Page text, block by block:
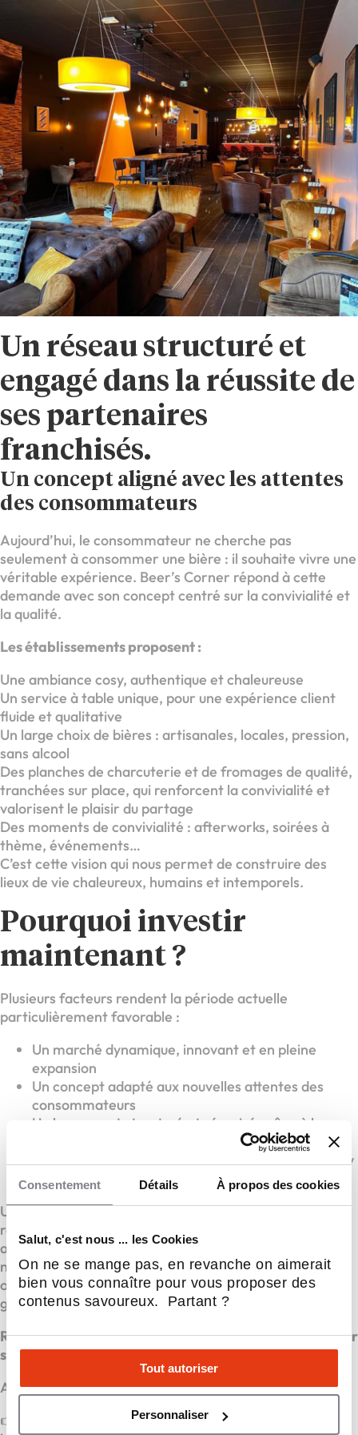
Consentement Détails À propos des cookies
Salut, c'est nous ... les Cookies
On ne se mange pas, en revanche on aimerait
bien vous connaître pour vous proposer des
contenus savoureux. Partant ?
Tout autoriser
Personnaliser
Un réseau structuré et
engagé dans la réussite de
ses partenaires
franchisés.
Un concept aligné avec les attentes
des consommateurs
Aujourd’hui, le consommateur ne cherche pas
seulement à consommer une bière : il souhaite vivre une
véritable expérience. Beer’s Corner répond à cette
demande avec son concept centré sur la convivialité et
la qualité.
Les établissements proposent :
Une ambiance cosy, authentique et chaleureuse
Un service à table unique, pour une expérience client
fluide et qualitative
Un large choix de bières : artisanales, locales, pression,
sans alcool
Des planches de charcuterie et de fromages de qualité,
tranchées sur place, qui renforcent la convivialité et
valorisent le plaisir du partage
Des moments de convivialité : afterworks, soirées à
thème, événements…
C’est cette vision qui nous permet de construire des
lieux de vie chaleureux, humains et intemporels.
Pourquoi investir
maintenant ?
Plusieurs facteurs rendent la période actuelle
particulièrement favorable :
Un marché dynamique, innovant et en pleine
expansion
Un concept adapté aux nouvelles attentes des
consommateurs
Un lancement structuré et sécurisé grâce à la
Une demande croissante pour des lieux de vie cosy
et qualitatifs
Un modèle conçu pour maximiser la rentabilité tout en
restant simple à mettre en œuvre. Sans extraction,
avec une simple licence 3 et un fonctionnement ne
nécessitant pas de personnel qualifié, la gestion
opérationnelle et les charges sont optimisées pour
garantir la réussite des établissements.
Résultat : un ticket d’entrée plus accessible et un retour
sur investissement rapide.
Aujourd’hui, tout est réuni pour réussir.
👉 Si vous souhaitez créer un véritable lieu de vie